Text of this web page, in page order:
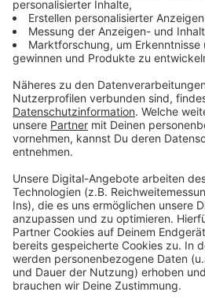
werden:
Familie Quante, Am
(Legehennen, Ziegen,
Leonhard Große Kintrup,
Münster (Milchkühe)
Markus Schulze-
48163 Münster
Elmar Schulze Heil,
Münster (Schweine, Rinder)
Familie Overhues-Rauße,
48161 Münster (Schweine)
Hermann-Josef Richter,
48161 Münster
Hendrik Dieckmann,
Münster (Milchkühe)